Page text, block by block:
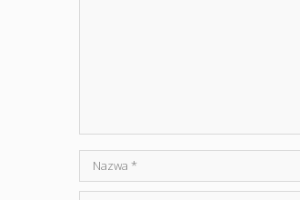
Nazwa